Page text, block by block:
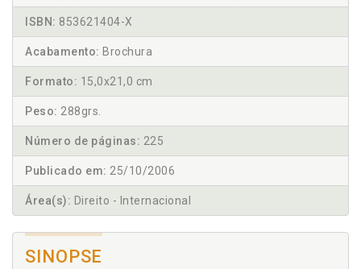
ISBN: 853621404-X
Acabamento: Brochura
Formato: 15,0x21,0 cm
Peso: 288grs.
Número de páginas: 225
Publicado em: 25/10/2006
Área(s): Direito - Internacional
SINOPSE